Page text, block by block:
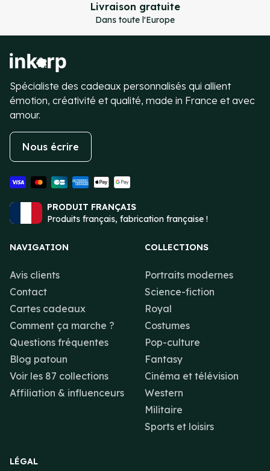
Livraison gratuite
Dans toute l'Europe
Spécialiste des cadeaux personnalisés qui allient
émotion, créativité et qualité, made in France et avec
amour.
Nous écrire
PRODUIT FRANÇAIS
Produits français, fabrication française !
NAVIGATION
Avis clients
Contact
Cartes cadeaux
Comment ça marche ?
Questions fréquentes
Blog patoun
Voir les 87 collections
Affiliation & influenceurs
COLLECTIONS
Portraits modernes
Science-fiction
Royal
Costumes
Pop-culture
Fantasy
Cinéma et télévision
Western
Militaire
Sports et loisirs
LÉGAL